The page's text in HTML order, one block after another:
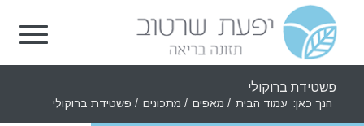
פשטידת ברוקולי
הנך כאן: עמוד הבית / מאפים / מתכונים / פשטידת ברוקולי